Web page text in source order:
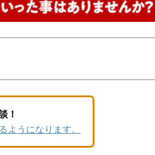
！
ようになります。